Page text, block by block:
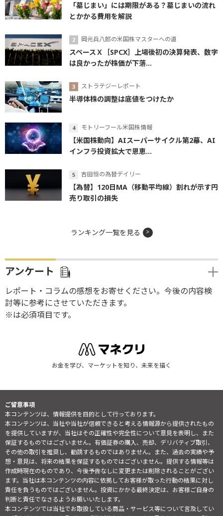
「墓じまい」には期限がある？墓じまいの流れ
とかかる費用を解説
岡元兵八郎の米国株マスターへの道
スペースＸ［SPCX］上場後初の決算発表、数字
は良かったが株価が下落...
ストラテジーレポート
半導体株の調整は底値をつけたか
モトリーフール米国株情報
【米国株動向】AIスーパーサイクル第2幕、AI
インフラ投資拡大で恩恵...
吉田恒の為替デイリー
【為替】120日MA（移動平均線）割れが示す円
売り取引の損失
ランキング一覧を見る
アンケート
レポート・コラムの感想をお寄せください。今後の内容検
討等に参考にさせていただきます。
※は必須項目です。
お金を学び、マーケットを知り、未来を描く
ご留意事項
本コンテンツは、情報提供を目的として行っております。
本コンテンツは、当社や当社が信頼できると考える情報源から提供されたもの
を提供していますが、当社はその正確性や完全性について意見を表明し、また
保証するものではございません。有価証券の購入、売却、デリバティブ取引、
その他の取引を推奨し、勧誘するものではありません。また、過去の実績や予
想・意見は、将来の結果を保証するものではございません。提供する情報等は
作成時現在のものであり、今後予告なしに変更または削除されることがござい
ます。当社は本コンテンツの内容に依拠してお客様が取った行動の結果に対し
責任を負うものではございません。投資にかかる最終決定は、お客様ご自身の
判断と責任でなさるようお願いいたします。
本コンテンツでは当社でお取扱している商品・サービス等について言及してい